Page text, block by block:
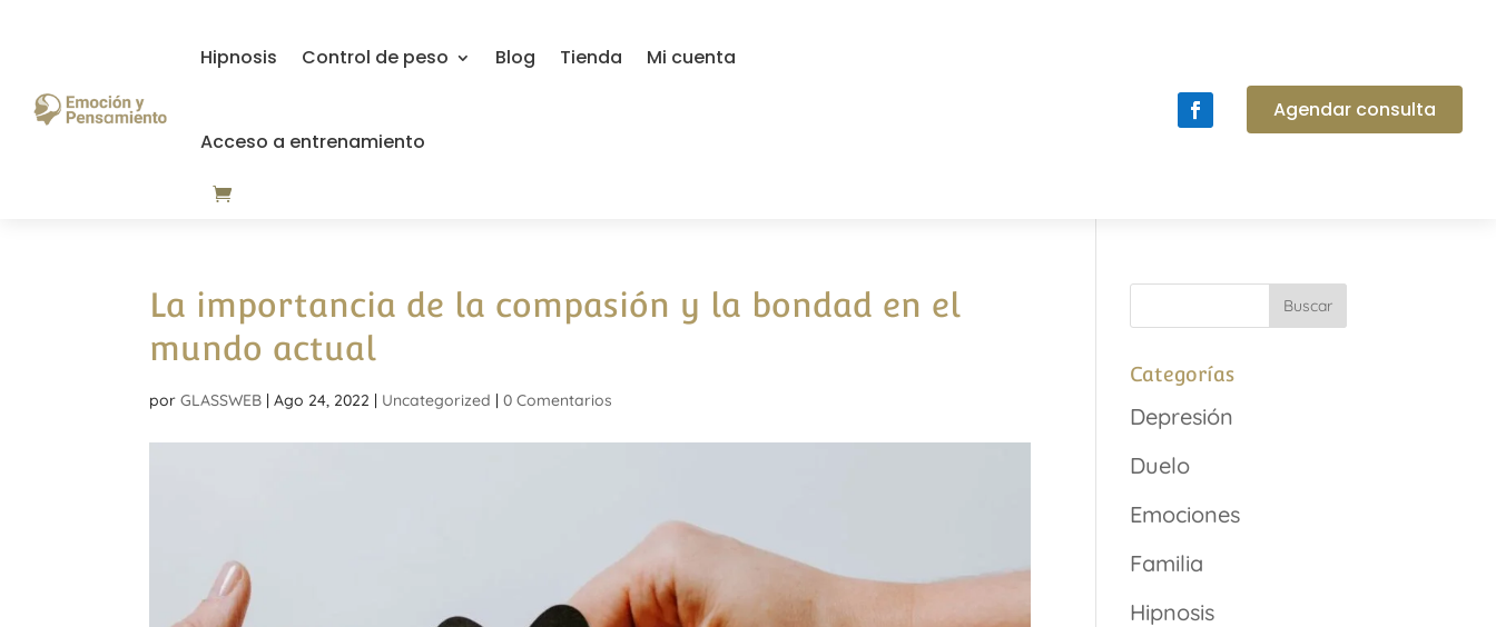
Hipnosis Control de peso Blog Tienda Mi cuenta
Acceso a entrenamiento
Agendar consulta
La importancia de la compasión y la bondad en el
mundo actual
porGLASSWEB |Ago 24, 2022 | Uncategorized |0 Comentarios
Categorías
Depresión
Duelo
Emociones
Familia
Hipnosis